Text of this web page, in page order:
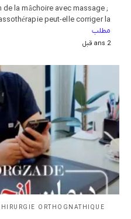
la mâchoire avec massage ;
peut-elle corriger la…
مطلب
2 ans قبل
ORTHOGNATHIQUE